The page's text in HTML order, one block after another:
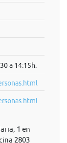
a 14:15h.
1 en
2803